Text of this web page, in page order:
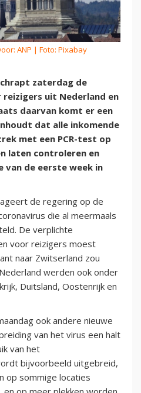
ANP | Foto: Pixabay
zaterdag de
uit Nederland en
daarvan komt er een
dat alle inkomende
met een PCR-test op
laten controleren en
van de eerste week in
de regering op de
die al meermaals
De verplichte
voor reizigers moest
naar Zwitserland zou
werden ook onder
Duitsland, Oostenrijk en
ook andere nieuwe
van het virus een halt
van het
bijvoorbeeld uitgebreid,
op sommige locaties